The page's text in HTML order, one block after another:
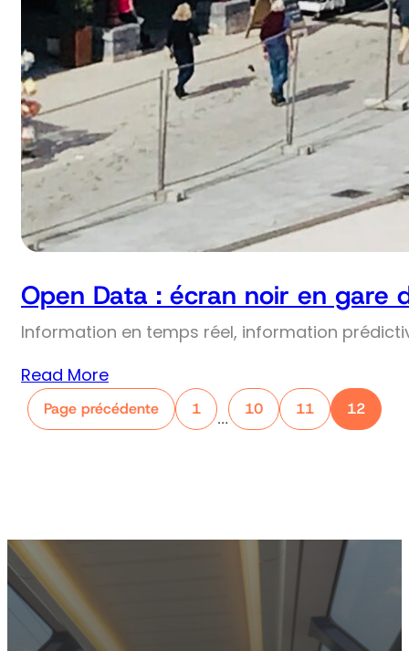
Open Data : écran noir en gare
Information en temps réel, information
Read More
Page précédente 1
…
10 11 12